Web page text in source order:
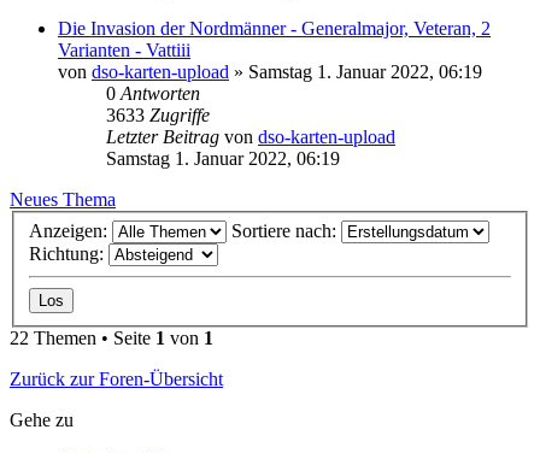
Die Invasion der Nordmänner - Generalmajor, Veteran, 2
Varianten - Vattiii
von dso-karten-upload » Samstag 1. Januar 2022, 06:19
0Antworten
3633 Zugriffe
Letzter Beitrag von dso-karten-upload
Samstag 1. Januar 2022, 06:19
Neues Thema
Anzeigen:
Sortiere nach:
Richtung:
22 Themen • Seite 1 von 1
Zurück zur Foren-Übersicht
Gehe zu